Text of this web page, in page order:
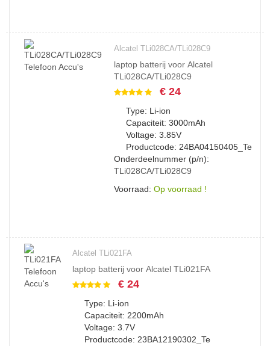
Alcatel TLi028CA/TLi028C9
laptop batterij voor Alcatel
TLi028CA/TLi028C9
€ 24
Type: Li-ion
Capaciteit: 3000mAh
Voltage: 3.85V
Productcode: 24BA04150405_Te
Onderdeelnummer (p/n):
TLi028CA/TLi028C9
Voorraad: Op voorraad !
Alcatel TLi021FA
laptop batterij voor Alcatel TLi021FA
€ 24
Type: Li-ion
Capaciteit: 2200mAh
Voltage: 3.7V
Productcode: 23BA12190302_Te